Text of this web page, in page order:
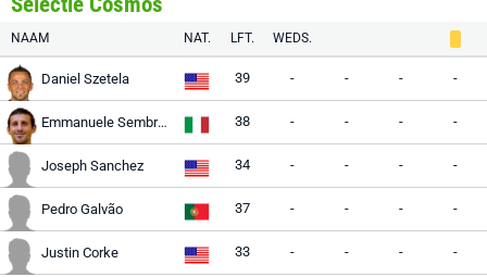
NAAM NAT. LFT. WEDS.
Daniel Szetela 39 - - - -
Emmanuele Sembroni 38 - - - -
Joseph Sanchez 34 - - - -
Pedro Galvão 37 - - - -
Justin Corke 33 - - - -